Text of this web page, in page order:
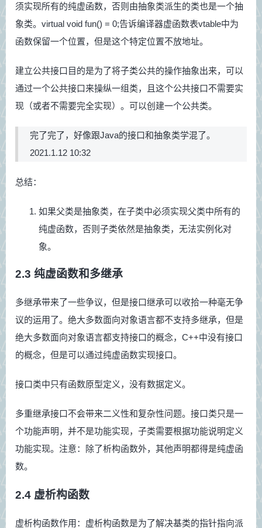
须实现所有的纯虚函数，否则由抽象类派生的类也是一个抽
象类。virtual void fun() = 0;告诉编译器虚函数表vtable中为
函数保留一个位置，但是这个特定位置不放地址。
建立公共接口目的是为了将子类公共的操作抽象出来，可以
通过一个公共接口来操纵一组类，且这个公共接口不需要实
现（或者不需要完全实现）。可以创建一个公共类。
完了完了，好像跟Java的接口和抽象类学混了。
2021.1.12 10:32
总结：
如果父类是抽象类，在子类中必须实现父类中所有的
纯虚函数，否则子类依然是抽象类，无法实例化对
象。
2.3 纯虚函数和多继承
多继承带来了一些争议，但是接口继承可以收拾一种毫无争
议的运用了。绝大多数面向对象语言都不支持多继承，但是
绝大多数面向对象语言都支持接口的概念，C++中没有接口
的概念，但是可以通过纯虚函数实现接口。
接口类中只有函数原型定义，没有数据定义。
多重继承接口不会带来二义性和复杂性问题。接口类只是一
个功能声明，并不是功能实现，子类需要根据功能说明定义
功能实现。注意：除了析构函数外，其他声明都得是纯虚函
数。
2.4 虚析构函数
虚析构函数作用：虚析构函数是为了解决基类的指针指向派